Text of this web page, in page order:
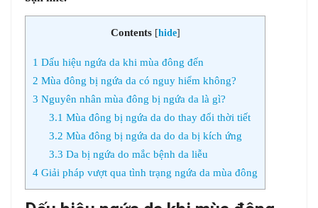
Contents [hide]
1 Dấu hiệu ngứa da khi mùa đông đến
2 Mùa đông bị ngứa da có nguy hiểm không?
3 Nguyên nhân mùa đông bị ngứa da là gì?
3.1 Mùa đông bị ngứa da do thay đổi thời tiết
3.2 Mùa đông bị ngứa da do da bị kích ứng
3.3 Da bị ngứa do mắc bệnh da liễu
4 Giải pháp vượt qua tình trạng ngứa da mùa đông